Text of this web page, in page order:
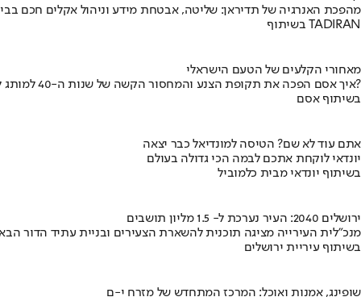
מהפכת האנרגיה של תדיראן: שליטה, אבטחת מידע וניהול אקלים חכם
בשיתוף TADIRAN
מאחורי הקלעים של הטעם הישראלי
איך אסם הפכה את תקופת הצנע והמחסור הקשה של שנות ה-40 למותג לאומי?
בשיתוף אסם
אתם עוד לא שם? הטיסה למונדיאל כבר יצאה
יונדאי לוקחת אתכם לבמה הכי גדולה בעולם
בשיתוף יונדאי מבית כלמוביל
ירושלים 2040: העיר נערכת ל- 1.5 מליון תושבים
מנכ"לית העירייה מציגה תוכנית להשארת הצעירים ובניית עתיד הדור
בשיתוף עיריית ירושלים
שופינג, אמנות ואוכל: המרכז המתחדש של מזרח י-ם